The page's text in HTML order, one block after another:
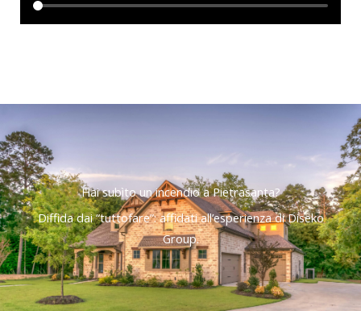
Hai subìto un incendio a Pietrasanta?
Diffida dai “tuttofare”: affidati all’esperienza di Diseko
Group.